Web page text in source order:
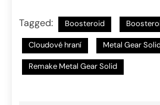
Tagged: Boosteroid
Cloudové hraní Metal Gear
Remake Metal Gear Solid